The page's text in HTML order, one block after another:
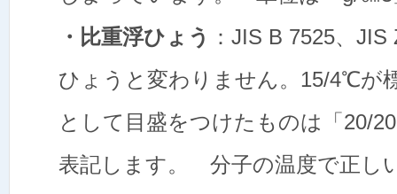
・比重浮ひょう ：JIS B 7525、
ひょうと変わりません。15/4℃が
として目盛をつけたものは「20/
表記します。 分子の温度で正し